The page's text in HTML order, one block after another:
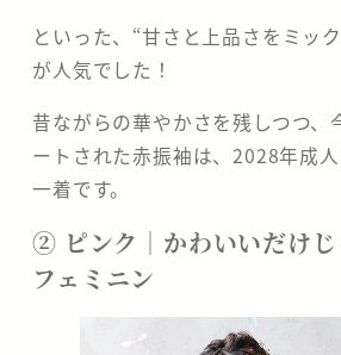
といった、“甘さと上品さをミッ
が人気でした！
昔ながらの華やかさを残しつつ、
ートされた赤振袖は、2028年成
一着です。
② ピンク｜かわいいだけ
フェミニン